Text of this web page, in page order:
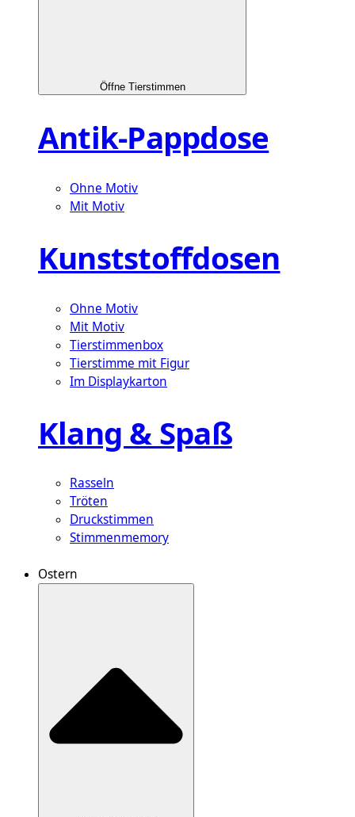
Öffne Tierstimmen
Antik-Pappdose
Ohne Motiv
Mit Motiv
Kunststoffdosen
Ohne Motiv
Mit Motiv
Tierstimmenbox
Tierstimme mit Figur
Im Displaykarton
Klang & Spaß
Rasseln
Tröten
Druckstimmen
Stimmenmemory
Ostern